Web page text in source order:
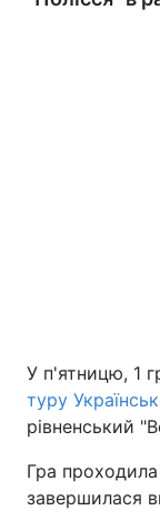
Головна
Україна
Спорт
У п'ятницю, 1
туру
рівненський
Гра проходила
завершилася